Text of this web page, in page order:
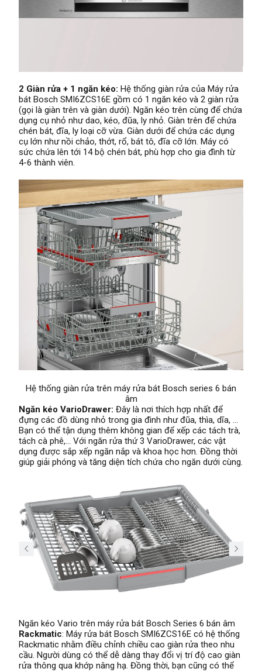
2 Giàn rửa + 1 ngăn kéo: Hệ thống giàn rửa của Máy rửa
bát Bosch SMI6ZCS16E gồm có 1 ngăn kéo và 2 giàn rửa
(gọi là giàn trên và giàn dưới). Ngăn kéo trên cùng để chứa
dụng cụ nhỏ như dao, kéo, đũa, ly nhỏ. Giàn trên để chứa
chén bát, đĩa, ly loại cỡ vừa. Giàn dưới để chứa các dụng
cụ lớn như nồi chảo, thớt, rổ, bát tô, đĩa cỡ lớn. Máy có
sức chứa lên tới 14 bộ chén bát, phù hợp cho gia đình từ
4-6 thành viên.
Hệ thống giàn rửa trên máy rửa bát Bosch series 6 bán
âm
Ngăn kéo VarioDrawer: Đây là nơi thích hợp nhất để
đựng các đồ dùng nhỏ trong gia đình như đũa, thìa, dĩa, …
Bạn có thể tận dụng thêm không gian để xếp các tách trà,
tách cà phê,… Với ngăn rửa thứ 3 VarioDrawer, các vật
dụng được sắp xếp ngăn nắp và khoa học hơn. Đồng thời
giúp giải phóng và tăng diện tích chứa cho ngăn dưới cùng.
Ngăn kéo Vario trên máy rửa bát Bosch Series 6 bán âm
Rackmatic: Máy rửa bát Bosch SMI6ZCS16E có hệ thống
Rackmatic nhằm điều chỉnh chiều cao giàn rửa theo nhu
cầu. Người dùng có thể dễ dàng thay đổi vị trí độ cao giàn
rửa thông qua khớp nâng hạ. Đồng thời, bạn cũng có thể